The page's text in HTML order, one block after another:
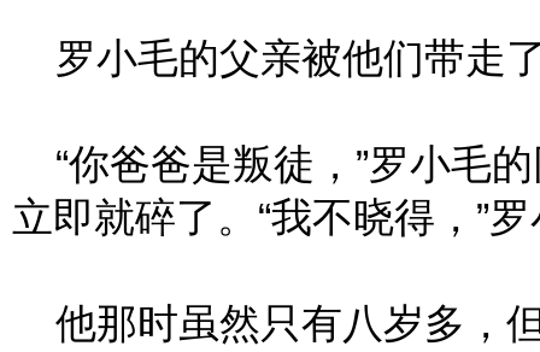
罗小毛的父亲被他们带走
“你爸爸是叛徒，”罗小毛
立即就碎了。“我不晓得，”
他那时虽然只有八岁多，